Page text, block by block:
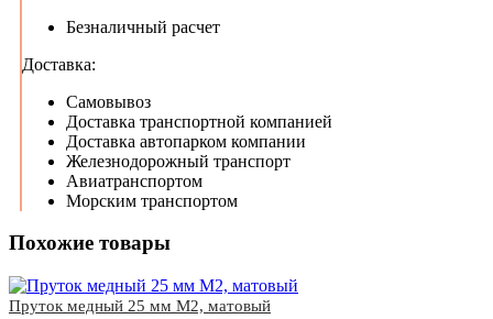
Безналичный расчет
Доставка:
Самовывоз
Доставка транспортной компанией
Доставка автопарком компании
Железнодорожный транспорт
Авиатранспортом
Морским транспортом
Похожие товары
Пруток медный 25 мм М2, матовый